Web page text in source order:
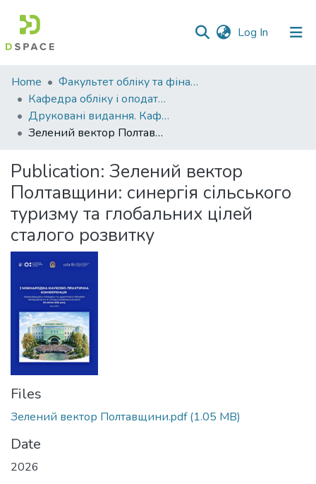
Log In (current)
Communities
&
Collections
Statistics
Home
Факультет обліку та фінансів
Кафедра обліку і оподаткування
Друковані видання. Кафедра обліку і оподаткування
Зелений вектор Полтавщини: синергія сільського туризму та глобальних цілей сталого розвитку
Publication: Зелений вектор
Полтавщини: синергія сільського
туризму та глобальних цілей
сталого розвитку
Files
Зелений вектор Полтавщини.pdf(1.05 MB)
Date
2026